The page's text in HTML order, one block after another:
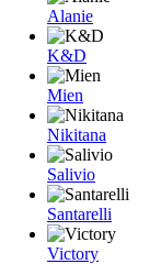
Alanie
K&D
Mien
Nikitana
Salivio
Santarelli
Victory